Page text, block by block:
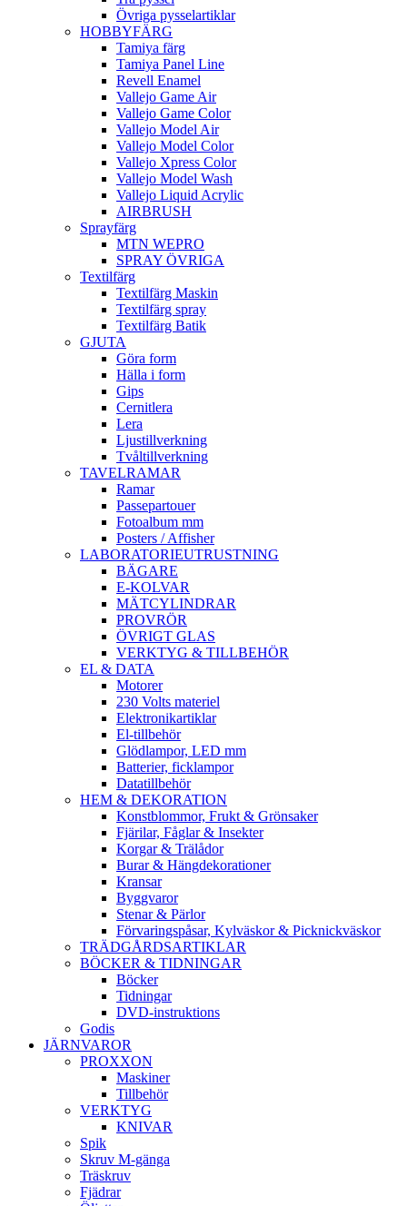
Övriga pysselartiklar
HOBBYFÄRG
Tamiya färg
Tamiya Panel Line
Revell Enamel
Vallejo Game Air
Vallejo Game Color
Vallejo Model Air
Vallejo Model Color
Vallejo Xpress Color
Vallejo Model Wash
Vallejo Liquid Acrylic
AIRBRUSH
Sprayfärg
MTN WEPRO
SPRAY ÖVRIGA
Textilfärg
Textilfärg Maskin
Textilfärg spray
Textilfärg Batik
GJUTA
Göra form
Hälla i form
Gips
Cernitlera
Lera
Ljustillverkning
Tvåltillverkning
TAVELRAMAR
Ramar
Passepartouer
Fotoalbum mm
Posters / Affisher
LABORATORIEUTRUSTNING
BÄGARE
E-KOLVAR
MÄTCYLINDRAR
PROVRÖR
ÖVRIGT GLAS
VERKTYG & TILLBEHÖR
EL & DATA
Motorer
230 Volts materiel
Elektronikartiklar
El-tillbehör
Glödlampor, LED mm
Batterier, ficklampor
Datatillbehör
HEM & DEKORATION
Konstblommor, Frukt & Grönsaker
Fjärilar, Fåglar & Insekter
Korgar & Trälådor
Burar & Hängdekorationer
Kransar
Byggvaror
Stenar & Pärlor
Förvaringspåsar, Kylväskor & Picknickväskor
TRÄDGÅRDSARTIKLAR
BÖCKER & TIDNINGAR
Böcker
Tidningar
DVD-instruktions
Godis
JÄRNVAROR
PROXXON
Maskiner
Tillbehör
VERKTYG
KNIVAR
Spik
Skruv M-gänga
Träskruv
Fjädrar